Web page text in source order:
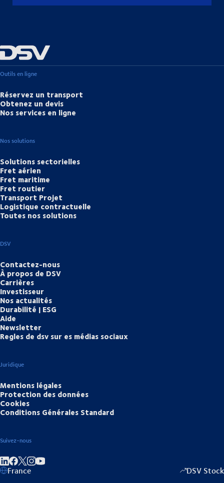
Outils en ligne
Réservez un transport
Obtenez un devis
Nos services en ligne
Nos solutions
Solutions sectorielles
Fret aérien
Fret maritime
Fret routier
Transport Projet
Logistique contractuelle
Toutes nos solutions
DSV
Contactez-nous
À propos de DSV
Carrières
Investisseur
Nos actualités
Durabilité | ESG
Aide
Newsletter
Regles de dsv sur es médias sociaux
Juridique
Mentions légales
Protection des données
Cookies
Conditions Générales Standard
Suivez-nous
Partager sur linkedIn
Partager sur Facebook
Partager sur Instagram
France DSV Stock